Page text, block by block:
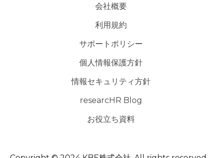
会社概要
利用規約
サポートポリシー
個人情報保護方針
情報セキュリティ方針
researcHR Blog
お役立ち資料